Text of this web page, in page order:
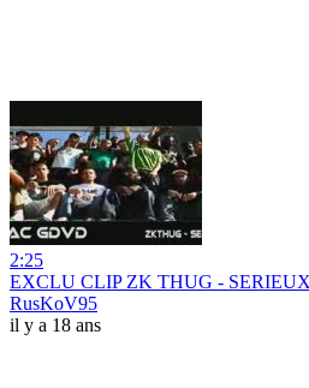
2:25
EXCLU CLIP ZK THUG -
RusKoV95
il y a 18 ans